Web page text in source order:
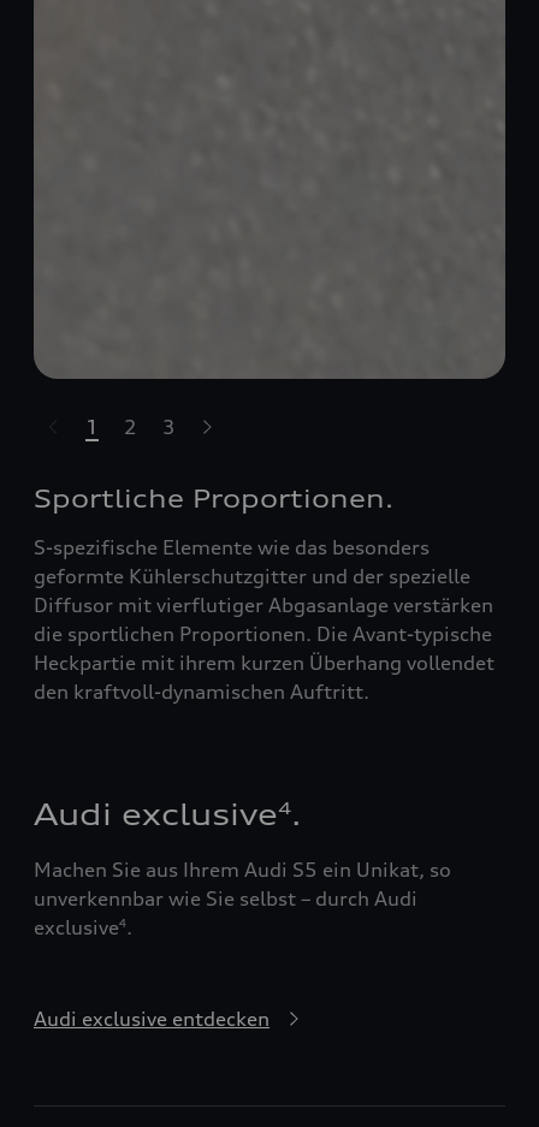
überspringen
1 2 3
Sportliche Proportionen.
S-spezifische Elemente wie das besonders
geformte Kühlerschutzgitter und der spezielle
Diffusor mit vierflutiger Abgasanlage verstärken
die sportlichen Proportionen. Die Avant-typische
Heckpartie mit ihrem kurzen Überhang vollendet
den kraftvoll-dynamischen Auftritt.
Audi exclusive4.
Machen Sie aus Ihrem Audi S5 ein Unikat, so
unverkennbar wie Sie selbst – durch Audi
exclusive4.
Audi exclusive entdecken